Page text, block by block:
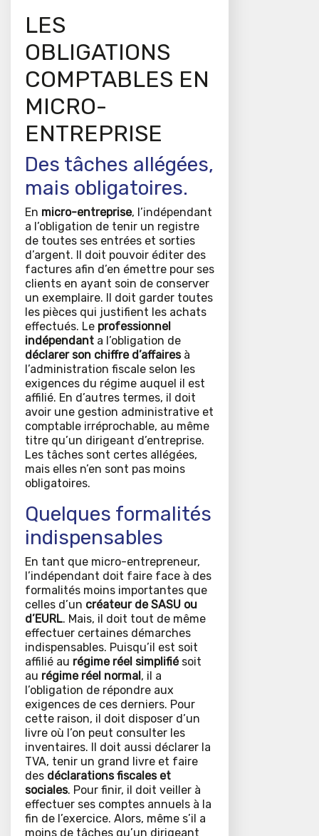
LES
OBLIGATIONS
COMPTABLES EN
MICRO-
ENTREPRISE
Des tâches allégées,
mais obligatoires.
En micro-entreprise, l’indépendant
a l’obligation de tenir un registre
de toutes ses entrées et sorties
d’argent. Il doit pouvoir éditer des
factures afin d’en émettre pour ses
clients en ayant soin de conserver
un exemplaire. Il doit garder toutes
les pièces qui justifient les achats
effectués. Le professionnel
indépendant a l’obligation de
déclarer son chiffre d’affairesà
l’administration fiscale selon les
exigences du régime auquel il est
affilié. En d’autres termes, il doit
avoir une gestion administrative et
comptable irréprochable, au même
titre qu’un dirigeant d’entreprise.
Les tâches sont certes allégées,
mais elles n’en sont pas moins
obligatoires.
Quelques formalités
indispensables
En tant que micro-entrepreneur,
l’indépendant doit faire face à des
formalités moins importantes que
celles d’un créateur de SASU ou
d’EURL. Mais, il doit tout de même
effectuer certaines démarches
indispensables. Puisqu’il est soit
affilié au régime réel simplifiésoit
au régime réel normal, il a
l’obligation de répondre aux
exigences de ces derniers. Pour
cette raison, il doit disposer d’un
livre où l’on peut consulter les
inventaires. Il doit aussi déclarer la
TVA, tenir un grand livre et faire
des déclarations fiscales et
sociales. Pour finir, il doit veiller à
effectuer ses comptes annuels à la
fin de l’exercice. Alors, même s’il a
moins de tâches qu’un dirigeant